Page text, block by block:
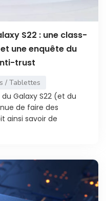
S22 : une class-
une enquête du
trust
/ Tablettes
Galaxy S22 (et du
de faire des
ainsi savoir de